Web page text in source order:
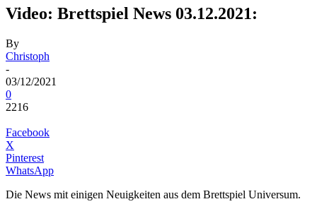
Video: Brettspiel News 03.12.2021:
By
Christoph
-
03/12/2021
0
2216
Facebook
X
Pinterest
WhatsApp
Die News mit einigen Neuigkeiten aus dem Brettspiel Universum.